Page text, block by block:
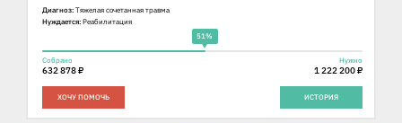
Диагноз: Тяжелая сочетанная травма
Нуждается: Реабилитация
51%
Собрано
632 878 ₽
Нужно
1 222 200 ₽
ХОЧУ ПОМОЧЬ ИСТОРИЯ